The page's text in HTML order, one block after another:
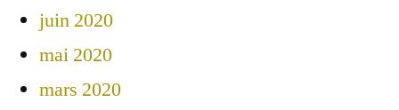
juin 2020
mai 2020
mars 2020